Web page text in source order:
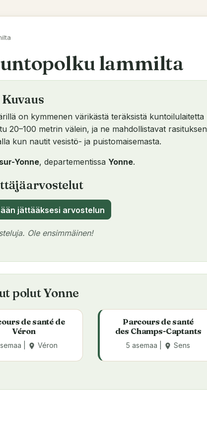
lammilta
Kuvaus
on kymmenen värikästä teräksistä kuntoilulaitetta
20–100 metrin välein, ja ne mahdollistavat rasituksen
kun nautit vesistö- ja puistomaisemasta.
Yonne, departementissa Yonne.
jättääksesi arvostelun
Ole ensimmäinen!
polut Yonne
de santé de
Véron
| place Véron
Parcours de santé
des Champs-Captants
5 asemaa | place Sens